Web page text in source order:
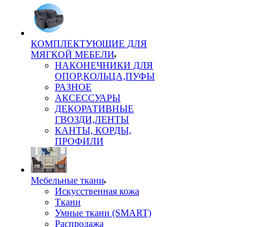
КОМПЛЕКТУЮЩИЕ ДЛЯ
МЯГКОЙ МЕБЕЛИ
НАКОНЕЧНИКИ ДЛЯ
ОПОР,КОЛЬЦА,ПУФЫ
РАЗНОЕ
АКСЕССУАРЫ
ДЕКОРАТИВНЫЕ
ГВОЗДИ,ЛЕНТЫ
КАНТЫ, КОРДЫ,
ПРОФИЛИ
Мебельные ткани
Искусственная кожа
Ткани
Умные ткани (SMART)
Распродажа